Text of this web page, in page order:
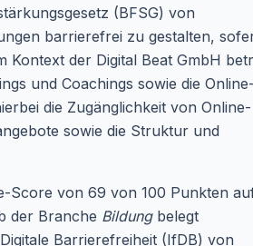
(BFSG) von
barrierefrei zu gestalten,
Kontext der Digital Beat GmbH
und Coachings sowie die Online-
die Zugänglichkeit von Online-
sowie die Struktur und
Score von 69 von 100 Punkten
der Branche Bildungbelegt
Barrierefreiheit (IfDB) von